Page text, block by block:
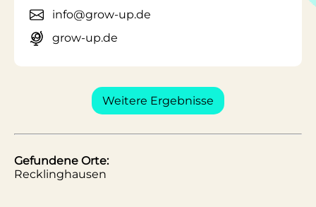
info@grow-up.de
grow-up.de
Weitere Ergebnisse
Gefundene Orte:
Recklinghausen